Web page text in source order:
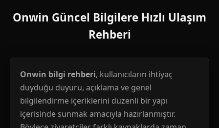
Onwin Güncel Bilgilere Hızlı Ulaşım
Rehberi
Onwin bilgi rehberi, kullanıcıların ihtiyaç
duyduğu duyuru, açıklama ve genel
bilgilendirme içeriklerini düzenli bir yapı
içerisinde sunmak amacıyla hazırlanmıştır.